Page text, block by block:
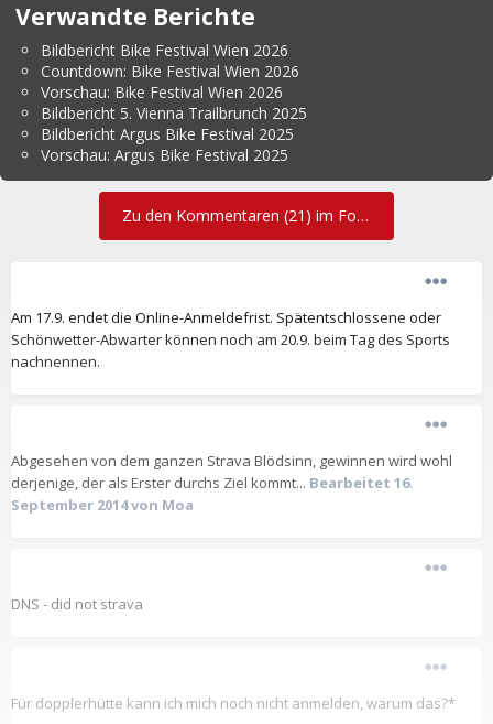
Verwandte Berichte
Bildbericht Bike Festival Wien 2026
Countdown: Bike Festival Wien 2026
Vorschau: Bike Festival Wien 2026
Bildbericht 5. Vienna Trailbrunch 2025
Bildbericht Argus Bike Festival 2025
Vorschau: Argus Bike Festival 2025
Zu den Kommentaren (21) im Forum
Am 17.9. endet die Online-Anmeldefrist. Spätentschlossene oder
Schönwetter-Abwarter können noch am 20.9. beim Tag des Sports
nachnennen.
Abgesehen von dem ganzen Strava Blödsinn, gewinnen wird wohl
derjenige, der als Erster durchs Ziel kommt... Bearbeitet 16.
September 2014von Moa
DNS - did not strava
Für dopplerhütte kann ich mich noch nicht anmelden, warum das?*